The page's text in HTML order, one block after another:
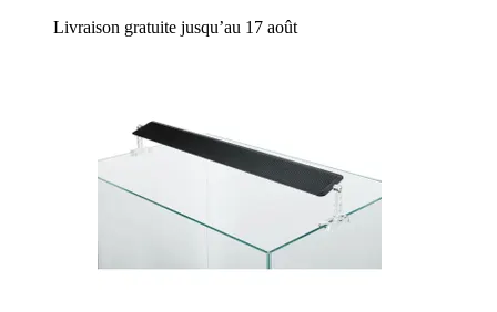
Livraison gratuite jusqu’au 17 août